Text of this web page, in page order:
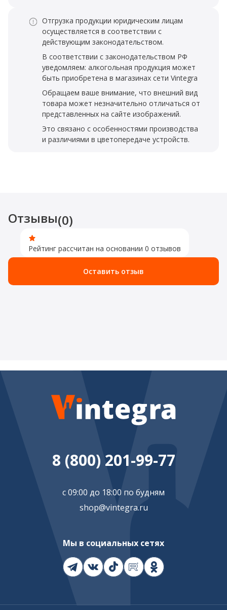
Отгрузка продукции юридическим лицам
осуществляется в соответствии с
действующим законодательством.
В соответствии с законодательством РФ
уведомляем: алкогольная продукция может
быть приобретена в магазинах сети Vintegra
Обращаем ваше внимание, что внешний вид
товара может незначительно отличаться от
представленных на сайте изображений.
Это связано с особенностями производства
и различиями в цветопередаче устройств.
Отзывы(0)
Рейтинг рассчитан на основании 0 отзывов
Оставить отзыв
8 (800) 201-99-77
с 09:00 до 18:00 по будням
shop@vintegra.ru
Мы в социальных сетях